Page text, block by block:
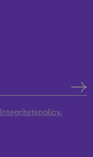
Integritetspolicy.